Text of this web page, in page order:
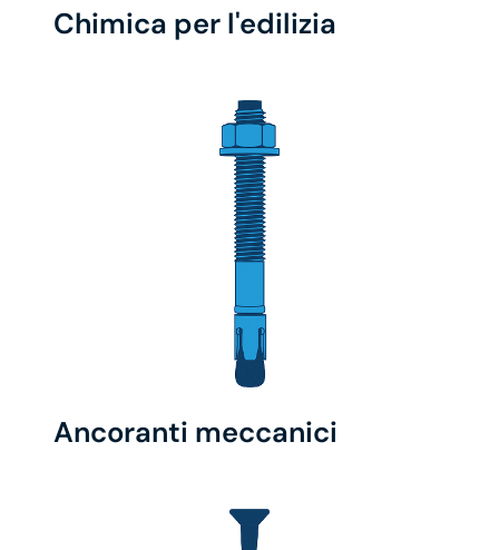
Chimica per l'edilizia
Ancoranti meccanici